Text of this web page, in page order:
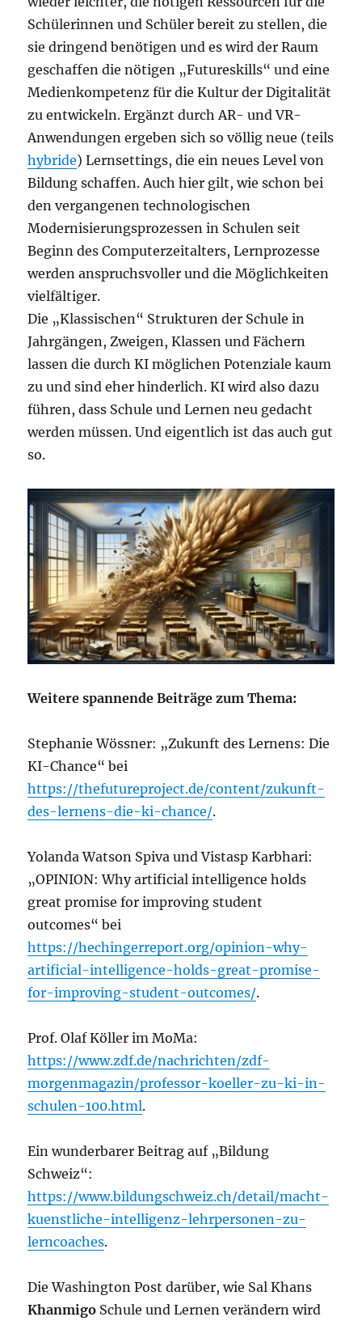
Schülerinnen und Schüler bereit zu stellen, die
sie dringend benötigen und es wird der Raum
geschaffen die nötigen „Futureskills“ und eine
Medienkompetenz für die Kultur der Digitalität
zu entwickeln. Ergänzt durch AR- und VR-
Anwendungen ergeben sich so völlig neue (teils
hybride) Lernsettings, die ein neues Level von
Bildung schaffen. Auch hier gilt, wie schon bei
den vergangenen technologischen
Modernisierungsprozessen in Schulen seit
Beginn des Computerzeitalters, Lernprozesse
werden anspruchsvoller und die Möglichkeiten
vielfältiger.
Die „Klassischen“ Strukturen der Schule in
Jahrgängen, Zweigen, Klassen und Fächern
lassen die durch KI möglichen Potenziale kaum
zu und sind eher hinderlich. KI wird also dazu
führen, dass Schule und Lernen neu gedacht
werden müssen. Und eigentlich ist das auch gut
so.
Weitere spannende Beiträge zum Thema:
Stephanie Wössner: „Zukunft des Lernens: Die
KI-Chance“ bei
https://thefutureproject.de/content/zukunft-
des-lernens-die-ki-chance/.
Yolanda Watson Spiva und Vistasp Karbhari:
„OPINION: Why artificial intelligence holds
great promise for improving student
outcomes“ bei
https://hechingerreport.org/opinion-why-
artificial-intelligence-holds-great-promise-
for-improving-student-outcomes/.
Prof. Olaf Köller im MoMa:
https://www.zdf.de/nachrichten/zdf-
morgenmagazin/professor-koeller-zu-ki-in-
schulen-100.html.
Ein wunderbarer Beitrag auf „Bildung
Schweiz“:
https://www.bildungschweiz.ch/detail/macht-
kuenstliche-intelligenz-lehrpersonen-zu-
lerncoaches.
Die Washington Post darüber, wie Sal Khans
Khanmigo Schule und Lernen verändern wird